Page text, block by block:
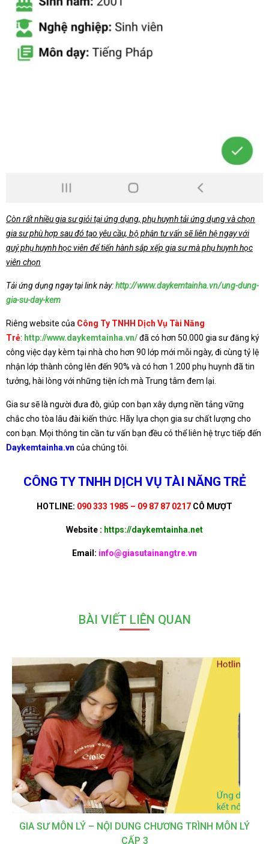
Còn rất nhiều gia sư giỏi tại ứng dụng, phụ huynh tải ứng dụng và chọn
gia sư phù hợp sau đó tạo yêu cầu, bộ phận tư vấn sẽ liên hệ ngay với
quý phụ huynh học viên để tiến hành sắp xếp gia sư mà phụ huynh học
viên chọn
Tải ứng dụng ngay tại link này:http://www.daykemtainha.vn/ung-dung-
gia-su-day-kem
Riêng website của Công Ty TNHH Dịch Vụ Tài Năng
Trẻ: http://www.daykemtainha.vn/đã có hơn 50.000 gia sư đăng ký
công việc dạy kèm tại nhà cho hơn 90 lớp mới mỗi ngày, đi cùng tỷ lệ
nhận lớp thành công lên đến 90% và có hơn 1.200 phụ huynh đã tin
tưởng, hài lòng với những tiện ích mà Trung tâm đem lại.
Gia sư sẽ là người đưa đò, giúp con bạn xây dựng nền tảng vững
chắc cho tòa lâu đài kiến thức. Hãy lựa chọn gia sư chất lượng cho
con bạn. Mọi thông tin cần tư vấn bạn đều có thể liên hệ trực tiếp đến
Daykemtainha.vn của chúng tôi.
CÔNG TY TNHH DỊCH VỤ TÀI NĂNG TRẺ
HOTLINE: 090 333 1985 – 09 87 87 0217 CÔ MƯỢT
Website : https://daykemtainha.net
Email: info@giasutainangtre.vn
BÀI VIẾT LIÊN QUAN
GIA SƯ MÔN LÝ – NỘI DUNG CHƯƠNG TRÌNH MÔN LÝ
CẤP 3